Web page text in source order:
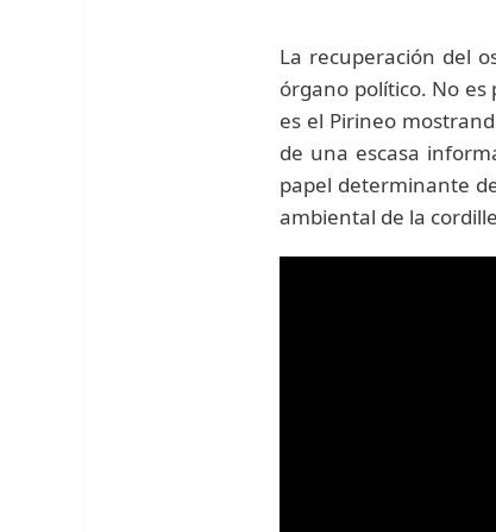
La recuperación del
órgano político. No
es el Pirineo
de una escasa
papel determinante
ambiental de la